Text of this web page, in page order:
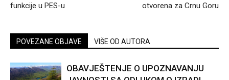
funkcije u PES-u
otvorena za Crnu Goru
POVEZANE OBJAVE VIŠE OD AUTORA
OBAVJEŠTENJE O UPOZNAVANJU